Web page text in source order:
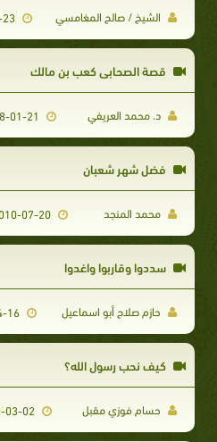
الشيخ / صالح المغامسي 2018-01-23
قصة الصحابي كعب بن مالك
د. محمد العريفي
فضل شهر شعبان
محمد المنجد
سددوا وقاربوا واغدوا
حازم صلاح أبو اسماعيل 2012-04-16
كيف نحب رسول الله؟
حسام فوزي مقبل